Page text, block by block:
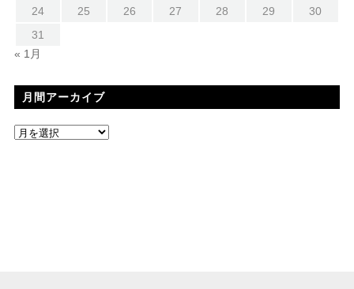
24
25 26 27 28 29
30
31
« 1月
月間アーカイブ